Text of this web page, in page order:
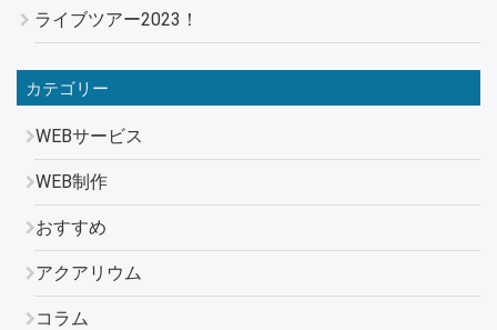
ライブツアー2023！
カテゴリー
WEBサービス
WEB制作
おすすめ
アクアリウム
コラム